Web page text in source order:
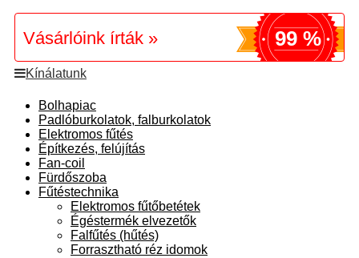
Vásárlóink írták » 99 %
Kínálatunk
Bolhapiac
Padlóburkolatok, falburkolatok
Elektromos fűtés
Építkezés, felújítás
Fan-coil
Fürdőszoba
Fűtéstechnika
Elektromos fűtőbetétek
Égéstermék elvezetők
Falfűtés (hűtés)
Forrasztható réz idomok